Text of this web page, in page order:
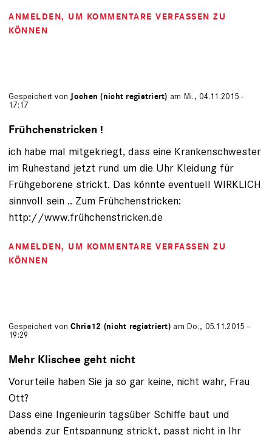
ANMELDEN, UM KOMMENTARE VERFASSEN ZU
KÖNNEN
Gespeichert von Jochen (nicht registriert) am Mi., 04.11.2015 -
17:17
Frühchenstricken !
ich habe mal mitgekriegt, dass eine Krankenschwester
im Ruhestand jetzt rund um die Uhr Kleidung für
Frühgeborene strickt. Das könnte eventuell WIRKLICH
sinnvoll sein .. Zum Frühchenstricken:
http://www.frühchenstricken.de
ANMELDEN, UM KOMMENTARE VERFASSEN ZU
KÖNNEN
Gespeichert vonChris12 (nicht registriert) am Do., 05.11.2015 -
19:29
Mehr Klischee geht nicht
Vorurteile haben Sie ja so gar keine, nicht wahr, Frau
Ott?
Dass eine Ingenieurin tagsüber Schiffe baut und
abends zur Entspannung strickt, passt nicht in Ihr